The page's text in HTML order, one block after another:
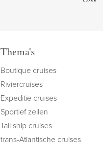
Thema's
Boutique cruises
Riviercruises
Expeditie cruises
Sportief zeilen
Tall ship cruises
trans-Atlantische cruises